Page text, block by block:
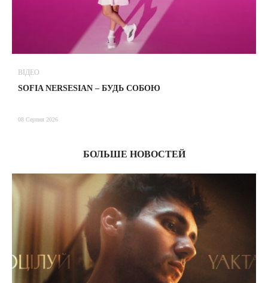
ВІДЕО
SOFIA NERSESIAN – БУДЬ СОБОЮ
08 Серпня 2026
БОЛЬШЕ НОВОСТЕЙ